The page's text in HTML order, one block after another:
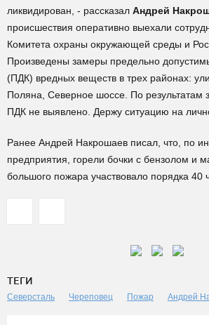
ликвидирован, - рассказал Андрей
происшествия оперативно выехали
Комитета охраны окружающей среды и
Произведены замеры предельно
(ПДК) вредных веществ в трех районах:
Поляна, Северное шоссе. По результатам
ПДК не выявлено. Держу ситуацию на
Ранее Андрей Накрошаев писал, что, по
предприятия, горели бочки с бензолом и
большого пожара участвовало порядка 40
ТЕГИ
Северсталь Череповец Пожар Андрей